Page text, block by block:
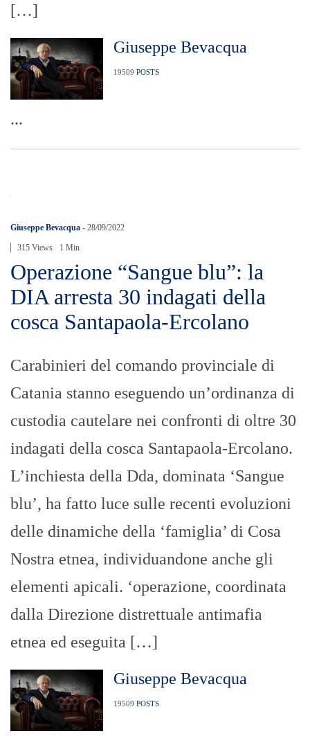
[…]
Giuseppe Bevacqua
19509 POSTS
...
Giuseppe Bevacqua - 28/09/2022
315 Views 1 Min
Operazione “Sangue blu”: la
DIA arresta 30 indagati della
cosca Santapaola-Ercolano
Carabinieri del comando provinciale di
Catania stanno eseguendo un’ordinanza di
custodia cautelare nei confronti di oltre 30
indagati della cosca Santapaola-Ercolano.
L’inchiesta della Dda, dominata ‘Sangue
blu’, ha fatto luce sulle recenti evoluzioni
delle dinamiche della ‘famiglia’ di Cosa
Nostra etnea, individuandone anche gli
elementi apicali. ‘operazione, coordinata
dalla Direzione distrettuale antimafia
etnea ed eseguita […]
Giuseppe Bevacqua
19509 POSTS